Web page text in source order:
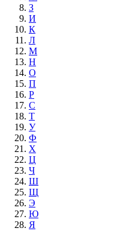
З
И
К
Л
М
Н
О
П
Р
С
Т
У
Ф
Х
Ц
Ч
Ш
Щ
Э
Ю
Я